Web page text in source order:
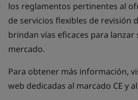
los reglamentos pertinentes al
de servicios flexibles de revisión
brindan vías eficaces para lanzar
mercado.
Para obtener más información,
web dedicadas al marcado CE y